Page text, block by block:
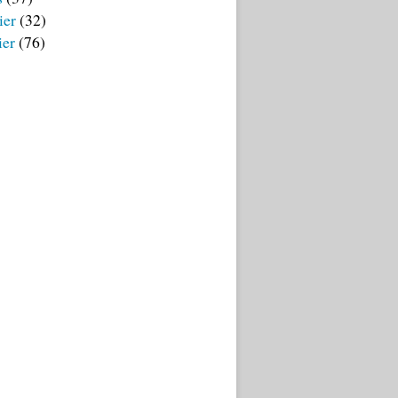
(32)
(76)